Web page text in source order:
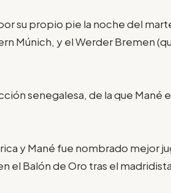
su propio pie la noche del
Múnich, y el Werder Bremen
senegalesa, de la que Mané
y Mané fue nombrado mejor
el Balón de Oro tras el